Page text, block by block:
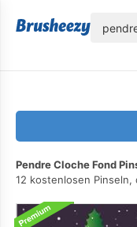
Pendre Cloche Fond
12 kostenlosen Pinseln,